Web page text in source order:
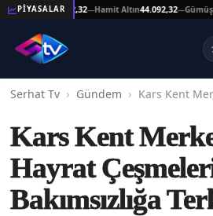
PİYASALAR
Altın44.092,32 Hamit Altın 44.092,32—Gümüş
Serhat Tv Gündem
Kars Kent
Hayrat
Bakımsızlığa